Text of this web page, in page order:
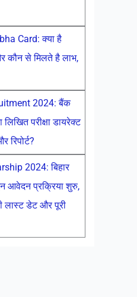
Card: क्या है
कौन से मिलते है लाभ,
2024: बैंक
परीक्षा डायरेक्ट
रिपोर्ट?
2024: बिहार
आवेदन प्रक्रिया शुरु,
लास्ट डेट और पूरी